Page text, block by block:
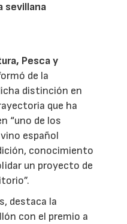
sevillana
Pesca y
de la
distinción en
que ha
“uno de los
español
conocimiento
un proyecto de
destaca la
con el premio a